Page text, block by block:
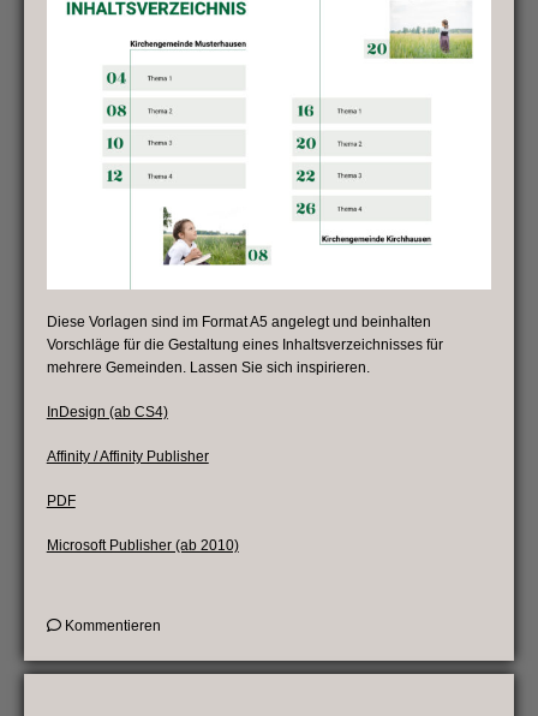
Diese Vorlagen sind im Format A5 angelegt und beinhalten
Vorschläge für die Gestaltung eines Inhaltsverzeichnisses für
mehrere Gemeinden. Lassen Sie sich inspirieren.
InDesign (ab CS4)
Affinity / Affinity Publisher
PDF
Microsoft Publisher (ab 2010)
Kommentierenon
für